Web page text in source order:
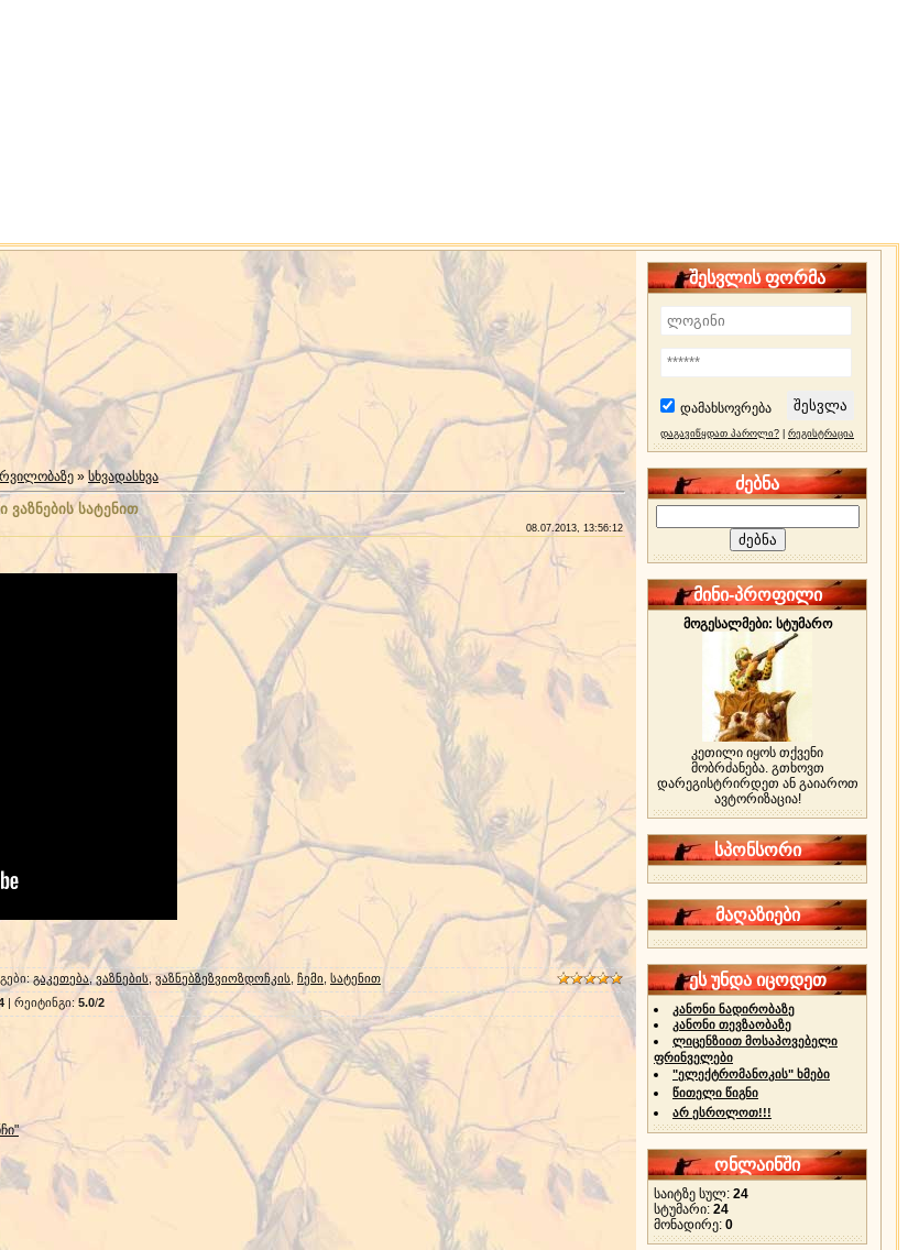
»სხვადასხვა
ვაზნების სატენით
08.07.2013, 13:56:12
:გაკეთება,ვაზნების ვაზნებზეზვიოზდოჩკის ჩემი სატენით
| რეიტინგი:5.0/2
შესვლის ფორმა
დამახსოვრება
დაგავიწყდათ პაროლი? რეგისტრაცია
ძებნა
მინი-პროფილი
მოგესალმები: სტუმარო
კეთილი იყოს თქვენი
მობრძანება. გთხოვთ
დარეგისტრირდეთ ან გაიაროთ
ავტორიზაცია!
სპონსორი
მაღაზიები
ეს უნდა იცოდეთ
კანონი ნადირობაზე
კანონი თევზაობაზე
ლიცენზიით მოსაპოვებელი
ფრინველები
"ელექტრომანოკის" ხმები
წითელი წიგნი
არ ესროლოთ!!!
ონლაინში
საიტზე სულ: 24
სტუმარი: 24
მონადირე: 0